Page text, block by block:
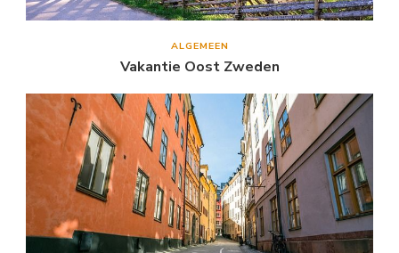
ALGEMEEN
Vakantie Oost Zweden